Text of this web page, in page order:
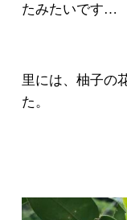
たみたいです…
里には、柚子の
た。